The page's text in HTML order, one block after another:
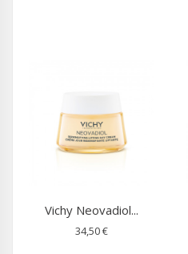
Vichy Neovadiol...
34,50 €